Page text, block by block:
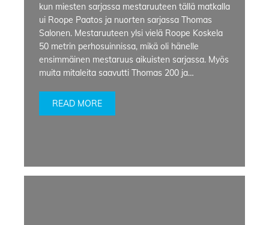
kun miesten sarjassa mestaruuteen tällä matkalla
ui Roope Paatos ja nuorten sarjassa Thomas
Salonen. Mestaruuteen ylsi vielä Roope Koskela
50 metrin perhosuinnissa, mikä oli hänelle
ensimmäinen mestaruus aikuisten sarjassa. Myös
muita mitaleita saavutti Thomas 200 ja…
READ MORE